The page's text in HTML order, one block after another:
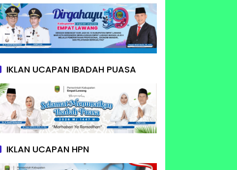
IKLAN UCAPAN IBADAH PUASA
IKLAN UCAPAN HPN